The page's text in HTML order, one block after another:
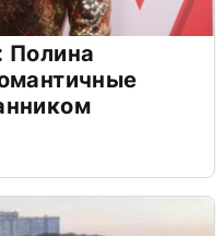
Полина